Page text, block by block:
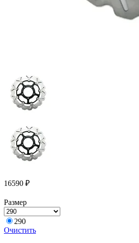
16590 ₽
Размер
290
Очистить